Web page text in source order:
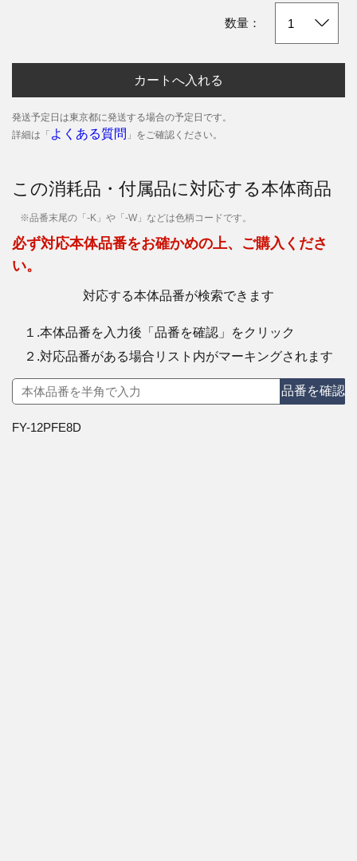
数量：
カートへ入れる
発送予定日は東京都に発送する場合の予定日です。
詳細は「 よくある質問 」をご確認ください。
この消耗品・付属品に対応する本体商品
※品番末尾の「-K」や「-W」などは色柄コードです。
必ず対応本体品番をお確かめの上、ご購入くださ
い。
対応する本体品番が検索できます
１.本体品番を入力後「品番を確認」をクリック
２.対応品番がある場合リスト内がマーキングされます
品番を確認
FY-12PFE8D